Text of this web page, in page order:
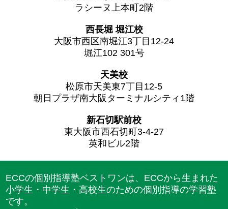
ラシーヌ上本町2階
西長堀 堀江校
大阪市西区南堀江3丁目12-24
堀江102 301号
天美校
松原市天美東7丁目12-5
朝日プラザ南大阪ターミナルシティ1階
新石切駅前校
東大阪市西石切町3-4-27
英和ビル2階
ECCの個別指導塾ベストワンは、ECCから生まれた
小学生・中学生・高校生のための個別指導の学習塾
です。